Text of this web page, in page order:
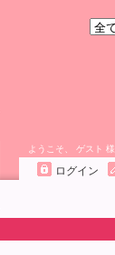
ようこそ、 ゲスト 様
ログイン